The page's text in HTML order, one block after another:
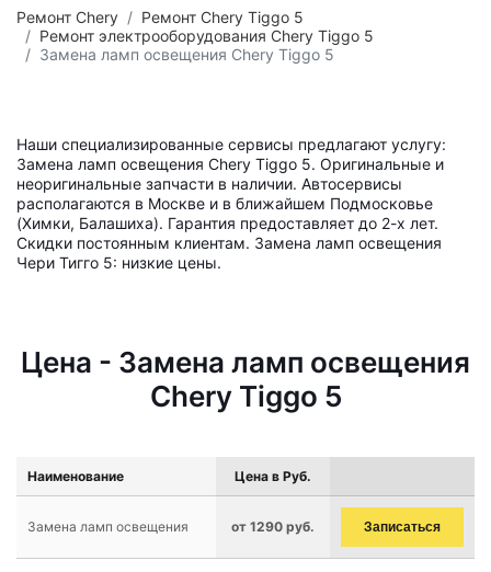
Ремонт Chery
Ремонт Chery Tiggo 5
Ремонт электрооборудования Chery Tiggo 5
Замена ламп освещения Chery Tiggo 5
Наши специализированные сервисы предлагают услугу:
Замена ламп освещения Chery Tiggo 5. Оригинальные и
неоригинальные запчасти в наличии. Автосервисы
располагаются в Москве и в ближайшем Подмосковье
(Химки, Балашиха). Гарантия предоставляет до 2-х лет.
Скидки постоянным клиентам. Замена ламп освещения
Чери Тигго 5: низкие цены.
Цена - Замена ламп освещения
Chery Tiggo 5
Наименование Цена в Руб.
Замена ламп освещения от 1290 руб. Записаться